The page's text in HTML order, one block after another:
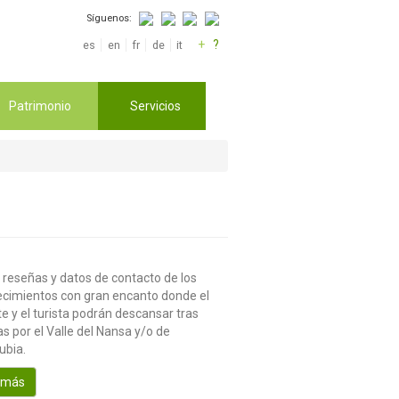
Síguenos:
es en fr de it + ?
Patrimonio Servicios
reseñas y datos de contacto de los
con gran encanto donde el
y el turista podrán descansar tras
por el Valle del Nansa y/o de